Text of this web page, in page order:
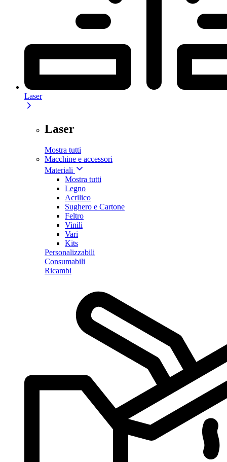
Laser
Laser
Mostra tutti
Macchine e accessori
Materiali
Mostra tutti
Legno
Acrilico
Sughero e Cartone
Feltro
Vinili
Vari
Kits
Personalizzabili
Consumabili
Ricambi